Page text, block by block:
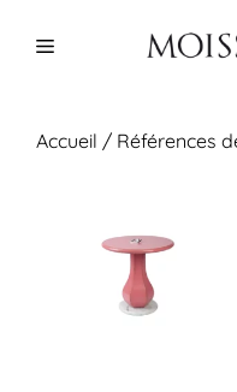
Menu
Accueil / Références